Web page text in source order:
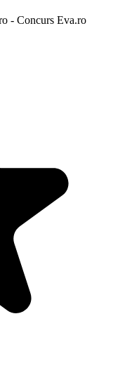
- Concurs Eva.ro